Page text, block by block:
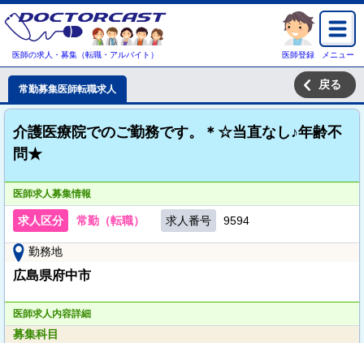
医師の求人・募集（転職・アルバイト） 医師登録 メニュー
常勤募集医師転職求人 戻る
介護医療院でのご勤務です。＊☆当直なし♪年齢不
問★
医師求人募集情報
求人区分 常勤（転職） 求人番号 9594
勤務地
広島県府中市
医師求人内容詳細
募集科目